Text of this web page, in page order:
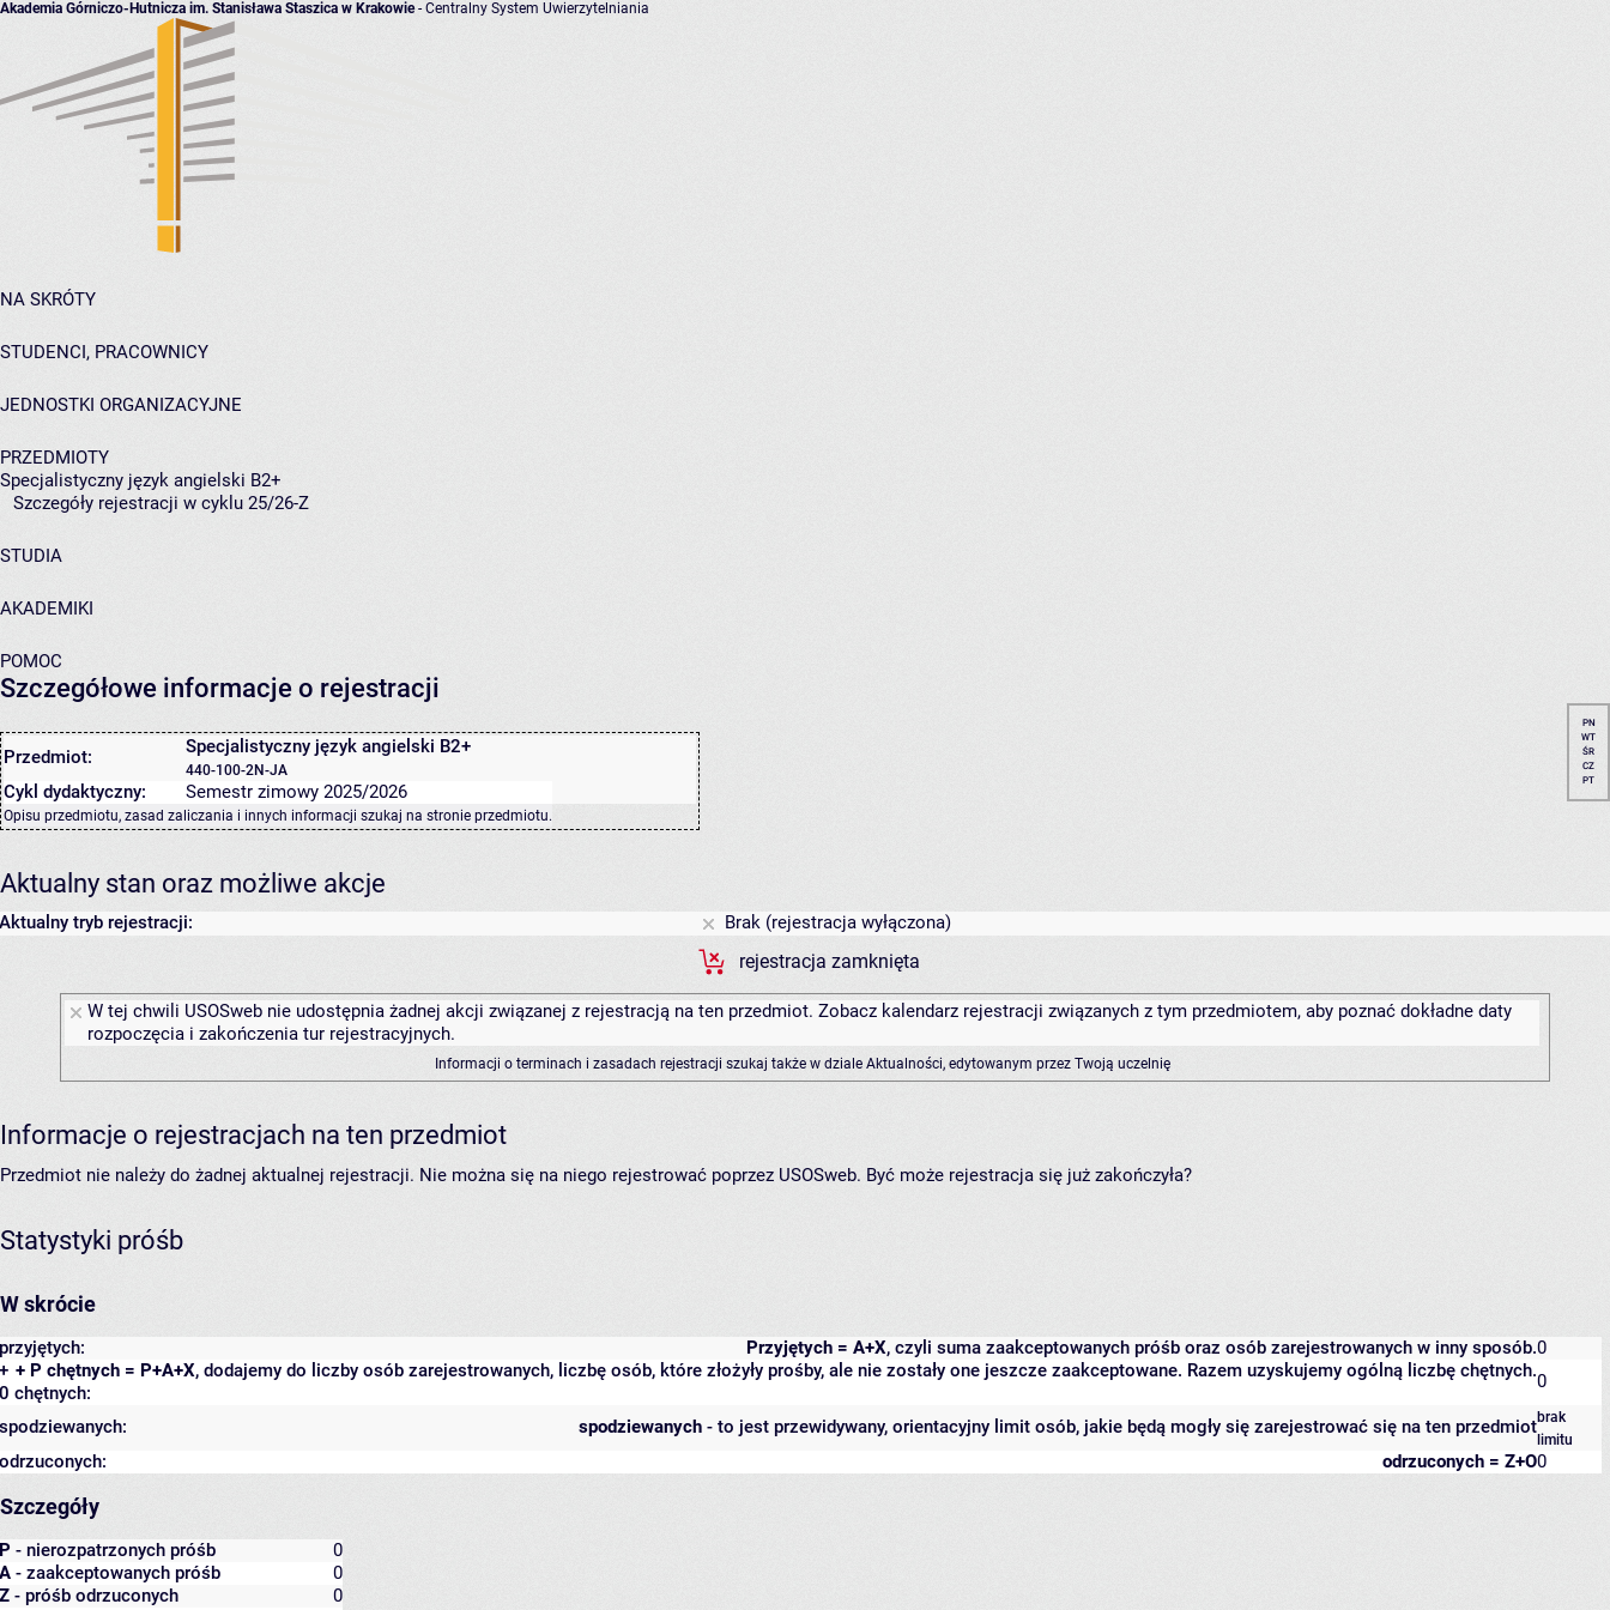
Akademia Górniczo-Hutnicza im. Stanisława Staszica w Krakowie- Centralny System Uwierzytelniania
NA SKRÓTY
STUDENCI, PRACOWNICY
JEDNOSTKI ORGANIZACYJNE
PRZEDMIOTY
Specjalistyczny język angielski B2+
Szczegóły rejestracji w cyklu 25/26-Z
STUDIA
AKADEMIKI
POMOC
Szczegółowe informacje o rejestracji
Przedmiot: Specjalistyczny język angielski B2+
440-100-2N-JA
Cykl dydaktyczny: Semestr zimowy 2025/2026
Opisu przedmiotu, zasad zaliczania i innych informacji szukaj na stronie przedmiotu.
PN
WT
ŚR
CZ
PT
Aktualny stan oraz możliwe akcje
Aktualny tryb rejestracji:
Brak (rejestracja wyłączona)
rejestracja zamknięta
W tej chwili USOSweb nie udostępnia żadnej akcji związanej z rejestracją na ten przedmiot. Zobacz kalendarz rejestracji związanych z tym przedmiotem, aby poznać dokładne daty
rozpoczęcia i zakończenia tur rejestracyjnych.
Informacji o terminach i zasadach rejestracji szukaj także w dziale Aktualności, edytowanym przez Twoją uczelnię
Informacje o rejestracjach na ten przedmiot
Przedmiot nie należy do żadnej aktualnej rejestracji. Nie można się na niego rejestrować poprzez USOSweb. Być może rejestracja się już zakończyła?
Statystyki próśb
W skrócie
Przyjętych = A+X, czyli suma zaakceptowanych próśb oraz osób zarejestrowanych w inny sposób.
przyjętych:
0
+ P chętnych = P+A+X, dodajemy do liczby osób zarejestrowanych, liczbę osób, które złożyły prośby, ale nie zostały one jeszcze zaakceptowane. Razem uzyskujemy ogólną liczbę chętnych.
+
0 chętnych:
0
spodziewanych - to jest przewidywany, orientacyjny limit osób, jakie będą mogły się zarejestrować się na ten przedmiot
spodziewanych:
brak
limitu
odrzuconych = Z+O
odrzuconych: 0
Szczegóły
P - nierozpatrzonych próśb
0
A - zaakceptowanych próśb
0
Z - próśb odrzuconych
0